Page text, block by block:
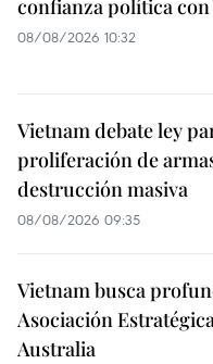
confianza política
08/08/2026 10:32
Vietnam debate ley
proliferación de
destrucción masiva
08/08/2026 09:35
Vietnam busca
Asociación
Australia